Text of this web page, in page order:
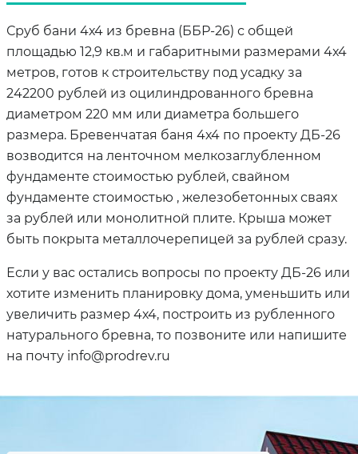
Сруб бани 4х4 из бревна (ББР-26) с общей
площадью 12,9 кв.м и габаритными размерами 4х4
метров, готов к строительству под усадку за
242200 рублей из оцилиндрованного бревна
диаметром 220 мм или диаметра большего
размера. Бревенчатая баня 4х4 по проекту ДБ-26
возводится на ленточном мелкозаглубленном
фундаменте стоимостью рублей, свайном
фундаменте стоимостью , железобетонных сваях
за рублей или монолитной плите. Крыша может
быть покрыта металлочерепицей за рублей сразу.
Если у вас остались вопросы по проекту ДБ-26 или
хотите изменить планировку дома, уменьшить или
увеличить размер 4х4, построить из рубленного
натурального бревна, то позвоните или напишите
на почту info@prodrev.ru